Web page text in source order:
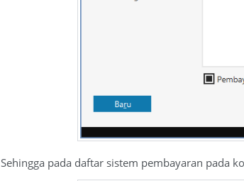
Sehingga pada daftar sistem pembayaran pada